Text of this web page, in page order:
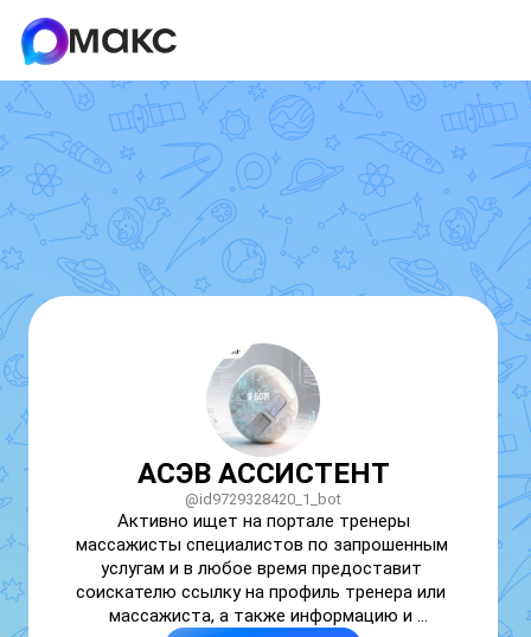
АСЭВ АССИСТЕНТ
@id9729328420_1_bot
Активно ищет на портале тренеры
массажисты специалистов по запрошенным
услугам и в любое время предоставит
соискателю ссылку на профиль тренера или
массажиста, а также информацию и